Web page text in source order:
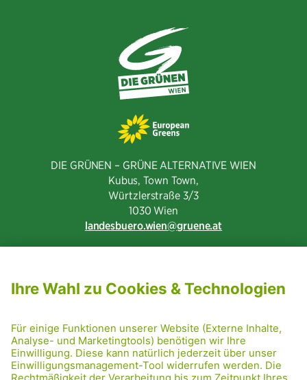
DIE GRÜNEN – GRÜNE ALTERNATIVE WIEN
Kubus, Town Town,
Würtzlerstraße 3/3​
1030 Wien
landesbuero.wien
gruene.at
PRESSE
GRÜNE RADRETTUNG
FRIDAY NIGHTSKATING